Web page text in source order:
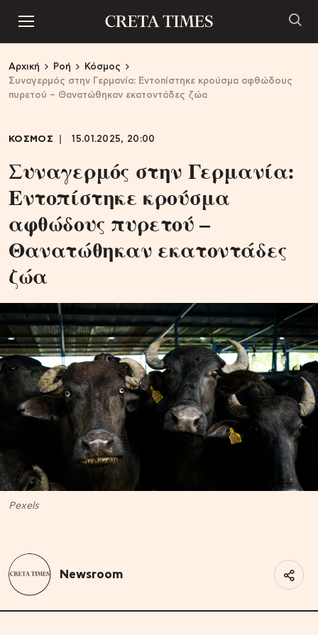
Αρχική Ροή
Κόσμος
Συναγερμός στην Γερμανία: Εντοπίστηκε κρούσμα αφθώδους
πυρετού – Θανατώθηκαν εκατοντάδες ζώα
ΚΟΣΜΟΣ 15.01.2025, 20:00
Συναγερμός στην Γερμανία:
Εντοπίστηκε κρούσμα
αφθώδους πυρετού –
Θανατώθηκαν εκατοντάδες
ζώα
Pexels
Newsroom